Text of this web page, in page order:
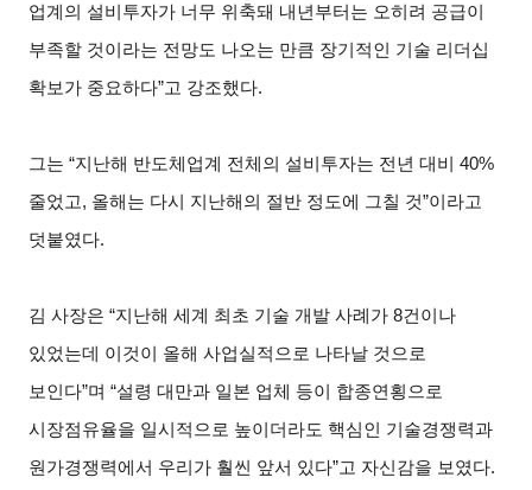
업계의 설비투자가 너무 위축돼 내년부터는 오히려 공급이
부족할 것이라는 전망도 나오는 만큼 장기적인 기술 리더십
확보가 중요하다”고 강조했다.
그는 “지난해 반도체업계 전체의 설비투자는 전년 대비 40%
줄었고, 올해는 다시 지난해의 절반 정도에 그칠 것”이라고
덧붙였다.
김 사장은 “지난해 세계 최초 기술 개발 사례가 8건이나
있었는데 이것이 올해 사업실적으로 나타날 것으로
보인다”며 “설령 대만과 일본 업체 등이 합종연횡으로
시장점유율을 일시적으로 높이더라도 핵심인 기술경쟁력과
원가경쟁력에서 우리가 훨씬 앞서 있다”고 자신감을 보였다.